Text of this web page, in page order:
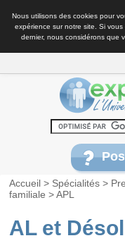
Nous utilisons des cookies pour
expérience sur notre site. Si
dernier, nous considérons que
Accueil > Spécialités >
familiale >APL
AL et